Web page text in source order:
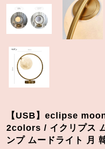
【USB】eclipse
2colors / イクリプス
ンプ ムードライト 月